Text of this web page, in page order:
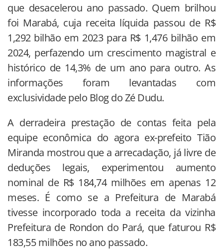
que desacelerou ano passado. Quem brilhou
foi Marabá, cuja receita líquida passou de R$
1,292 bilhão em 2023 para R$ 1,476 bilhão em
2024, perfazendo um crescimento magistral e
histórico de 14,3% de um ano para outro. As
informações foram levantadas com
exclusividade pelo Blog do Zé Dudu.
A derradeira prestação de contas feita pela
equipe econômica do agora ex-prefeito Tião
Miranda mostrou que a arrecadação, já livre de
deduções legais, experimentou aumento
nominal de R$ 184,74 milhões em apenas 12
meses. É como se a Prefeitura de Marabá
tivesse incorporado toda a receita da vizinha
Prefeitura de Rondon do Pará, que faturou R$
183,55 milhões no ano passado.